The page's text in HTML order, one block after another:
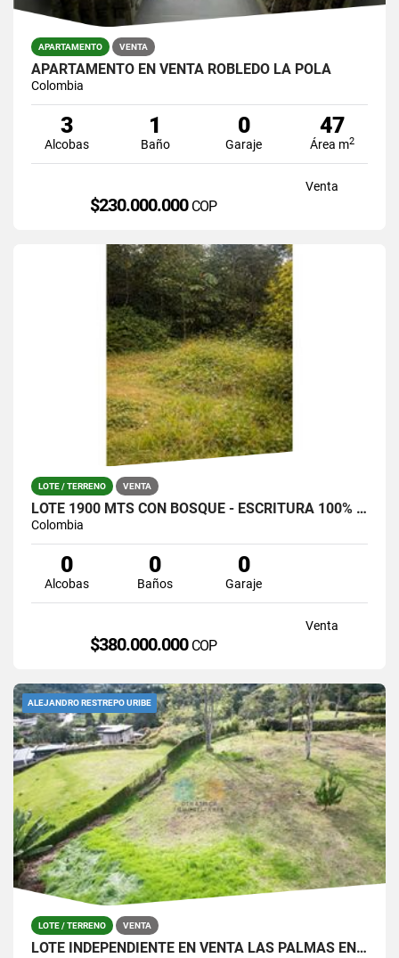
APARTAMENTO VENTA
APARTAMENTO EN VENTA ROBLEDO LA POLA
Colombia
3
Alcobas
1
Baño
0
Garaje
47
Área m2
Venta
$230.000.000 COP
LOTE / TERRENO VENTA
LOTE 1900 MTS CON BOSQUE - ESCRITURA 100% SANTA ELENA (LA CATALANA)
Colombia
0
Alcobas
0
Baños
0
Garaje
Venta
$380.000.000 COP
ALEJANDRO RESTREPO URIBE
LOTE / TERRENO VENTA
LOTE INDEPENDIENTE EN VENTA LAS PALMAS EN PARCELACIÓN